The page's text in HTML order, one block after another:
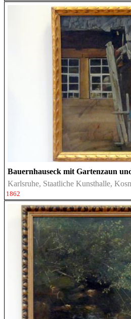
Bauernhauseck mit Gartenzaun
Karlsruhe, Staatliche Kunsthalle,
1862